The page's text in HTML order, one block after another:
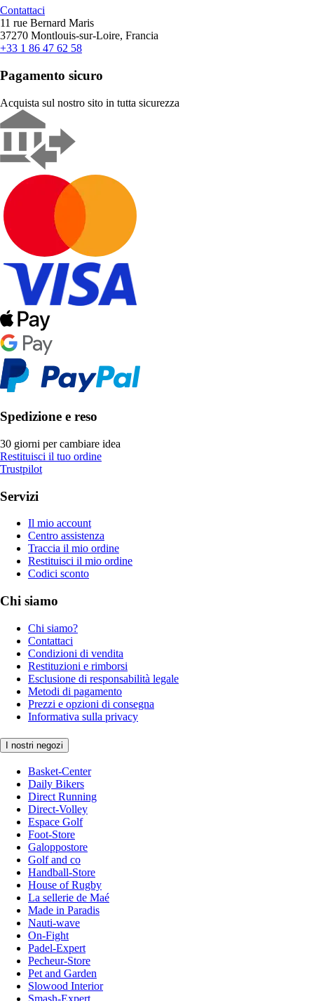
Contattaci
11 rue Bernard Maris
37270 Montlouis-sur-Loire, Francia
+33 1 86 47 62 58
Pagamento sicuro
Acquista sul nostro sito in tutta sicurezza
Spedizione e reso
30 giorni per cambiare idea
Restituisci il tuo ordine
Trustpilot
Servizi
Il mio account
Centro assistenza
Traccia il mio ordine
Restituisci il mio ordine
Codici sconto
Chi siamo
Chi siamo?
Contattaci
Condizioni di vendita
Restituzioni e rimborsi
Esclusione di responsabilità legale
Metodi di pagamento
Prezzi e opzioni di consegna
Informativa sulla privacy
I nostri negozi
Basket-Center
Daily Bikers
Direct Running
Direct-Volley
Espace Golf
Foot-Store
Galoppostore
Golf and co
Handball-Store
House of Rugby
La sellerie de Maé
Made in Paradis
Nauti-wave
On-Fight
Padel-Expert
Pecheur-Store
Pet and Garden
Slowood Interior